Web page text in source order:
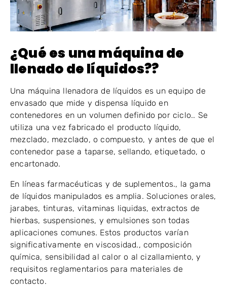
¿Qué es una máquina de
llenado de líquidos??
Una máquina llenadora de líquidos es un equipo de
envasado que mide y dispensa líquido en
contenedores en un volumen definido por ciclo.. Se
utiliza una vez fabricado el producto líquido,
mezclado, mezclado, o compuesto, y antes de que el
contenedor pase a taparse, sellando, etiquetado, o
encartonado.
En líneas farmacéuticas y de suplementos., la gama
de líquidos manipulados es amplia. Soluciones orales,
jarabes, tinturas, vitaminas liquidas, extractos de
hierbas, suspensiones, y emulsiones son todas
aplicaciones comunes. Estos productos varían
significativamente en viscosidad., composición
química, sensibilidad al calor o al cizallamiento, y
requisitos reglamentarios para materiales de
contacto.